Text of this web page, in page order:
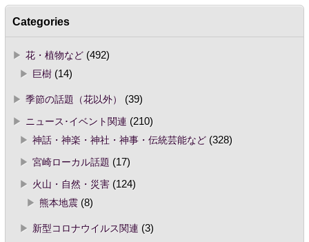
Categories
花・植物など(492)
巨樹(14)
季節の話題（花以外）
(39)
ニュース･イベント関連 (210)
神話・神楽・神社・神事・伝統芸能など(328)
宮崎ローカル話題 (17)
火山・自然・災害(124)
熊本地震(8)
新型コロナウイルス関連 (3)